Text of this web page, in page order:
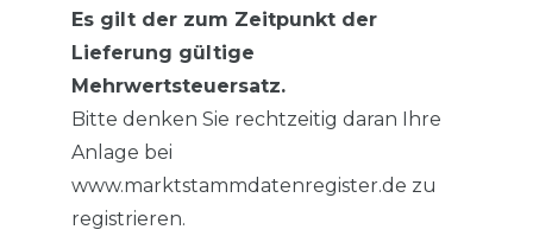
Es gilt der zum Zeitpunkt der
Lieferung gültige
Mehrwertsteuersatz.
Bitte denken Sie rechtzeitig daran Ihre
Anlage bei
www.marktstammdatenregister.de zu
registrieren.